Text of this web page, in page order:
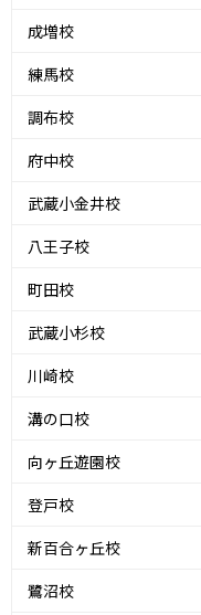
成増校
練馬校
調布校
府中校
武蔵小金井校
八王子校
町田校
武蔵小杉校
川崎校
溝の口校
向ヶ丘遊園校
登戸校
新百合ヶ丘校
鷺沼校